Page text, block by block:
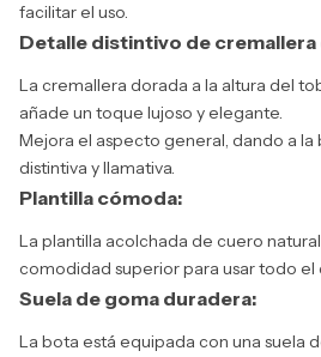
facilitar el uso.
Detalle distintivo de cremallera
La cremallera dorada a la altura del
añade un toque lujoso y elegante.
Mejora el aspecto general, dando a la
distintiva y llamativa.
Plantilla cómoda:
La plantilla acolchada de cuero
comodidad superior para usar todo el
Suela de goma duradera:
La bota está equipada con una suela